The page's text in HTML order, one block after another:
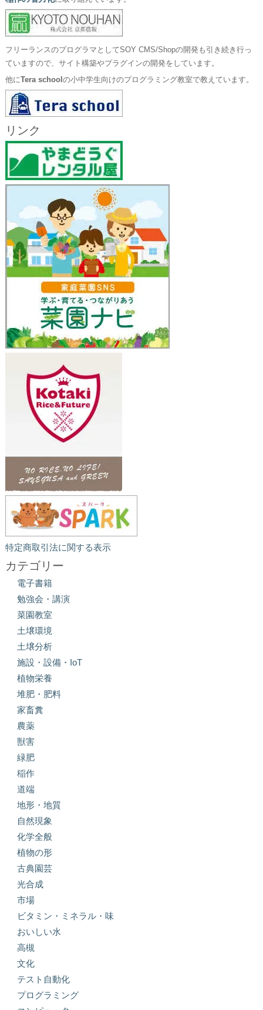
フリーランスのプログラマとしてSOY CMS/Shopの開発も引き続き行っ
ていますので、サイト構築やプラグインの開発をしています。
他にTera school の小中学生向けのプログラミング教室で教えています。
リンク
特定商取引法に関する表示
カテゴリー
電子書籍
勉強会・講演
菜園教室
土壌環境
土壌分析
施設・設備・IoT
植物栄養
堆肥・肥料
家畜糞
農薬
獣害
緑肥
稲作
道端
地形・地質
自然現象
化学全般
植物の形
古典園芸
光合成
市場
ビタミン・ミネラル・味
おいしい水
高槻
文化
テスト自動化
プログラミング